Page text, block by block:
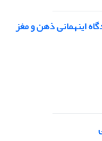
اینهمانی ذهن و مغز